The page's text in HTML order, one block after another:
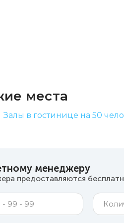
места
Залы в гостинице на 50
менеджеру
предоставляются